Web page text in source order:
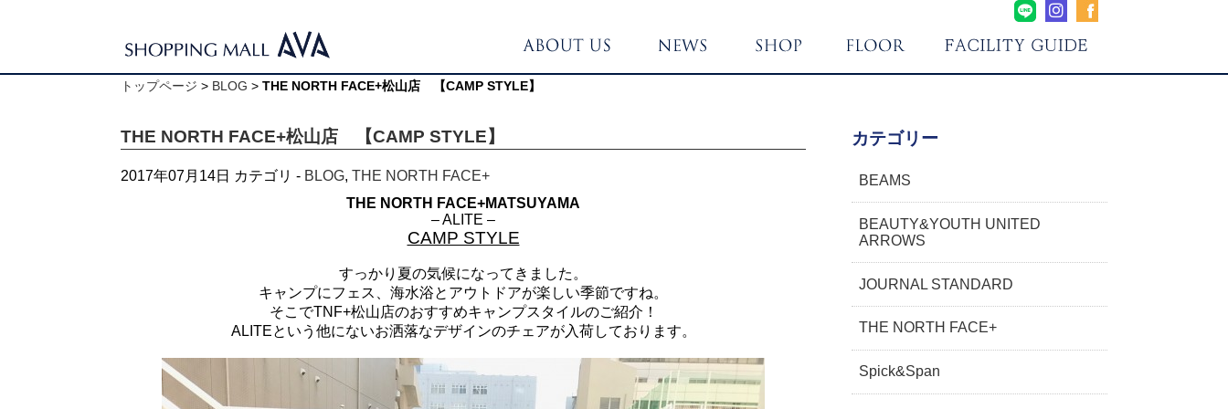
トップページ > BLOG > THE NORTH FACE+松山店 【CAMP STYLE】
THE NORTH FACE+松山店 【CAMP STYLE】
2017年07月14日 カテゴリ - BLOG, THE NORTH FACE+
THE NORTH FACE+MATSUYAMA
– ALITE –
CAMP STYLE
すっかり夏の気候になってきました。
キャンプにフェス、海水浴とアウトドアが楽しい季節ですね。
そこでTNF+松山店のおすすめキャンプスタイルのご紹介！
ALITEという他にないお洒落なデザインのチェアが入荷しております。
カテゴリー
BEAMS
BEAUTY&YOUTH UNITED
ARROWS
JOURNAL STANDARD
THE NORTH FACE+
Spick&Span